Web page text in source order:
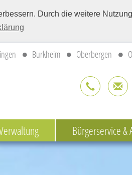
Durch die weitere
Burkheim Oberbergen
Bürgerservice &